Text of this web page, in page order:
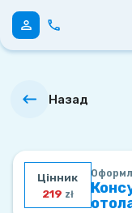
Назад
Цінник
219 zł